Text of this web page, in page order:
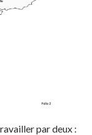
par deux :